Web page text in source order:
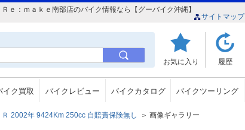
：ｍａｋｅ南部店のバイク情報なら【グーバイク沖縄】
サイトマップ
お気に入り 履歴
イク買取 バイクレビュー バイクカタログ バイクツーリング
2002年 9424Km 250cc 自賠責保険無し ＞ 画像ギャラリー